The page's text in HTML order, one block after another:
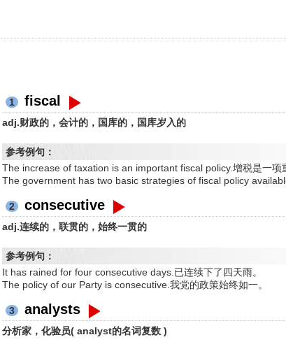
1 fiscal
adj.财政的，会计的，国库的，国库岁入的
参考例句：
The increase of taxation is an important fiscal policy.增税是一项
The government has two basic strategies of fiscal policy
2 consecutive
adj.连续的，联贯的，始终一贯的
参考例句：
It has rained for four consecutive days.已连续下了四天雨。
The policy of our Party is consecutive.我党的政策始终如一。
3 analysts
分析家，化验员( analyst的名词复数 )